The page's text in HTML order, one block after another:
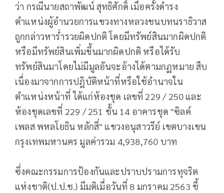
ว่า กรณีนายสถาพัฒน์ สุทธิศักดิ์ เมื่อครั้งดำรง
ตำแหน่งผู้อำนวยการแขวงทางหลวงชนบทนราธิวาส
ถูกกล่าวหาร่ำรวยผิดปกติ โดยมีทรัพย์สินมากผิดปกติ
หรือมีทรัพย์สินเพิ่มขึ้นมากผิดปกติ หรือได้รับ
ทรัพย์สินมาโดยไม่มีมูลอันจะอ้างได้ตามกฏหมาย สืบ
เนื่องมาจากการปฎิบัติหน้าที่หรือใช้อำนาจใน
ตำแหน่งหน้าที่ ได้แก่ห้องชุด เลขที่ 229 / 250 และ
ห้องชุดเลขที่ 229 / 251 ชั้น 14 อาคารชุด "ซิลค์
เพลส พหลโยธิน หลักสี่" แขวงอนุสาวรีย์ เขตบางเขน
กรุงเทพมหานคร มูลค่ารวม 4,938,760 บาท
ซึ่งคณะกรรมการป้องกันและปราบปรามการทุจริต
แห่งชาติ(ป.ป.ช.) มีมติเมื่อวันที่ 8 มกราคม 2563 ชี้